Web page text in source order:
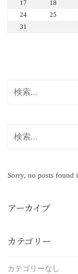
17
18
24
25
31
Sorry, no posts found
アーカイブ
カテゴリー
カテゴリーなし